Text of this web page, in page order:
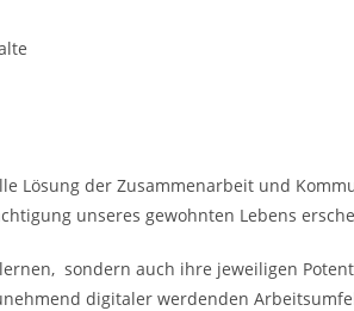
Lösung der Zusammenarbeit und
unseres gewohnten Lebens
sondern auch ihre jeweiligen
digitaler werdenden